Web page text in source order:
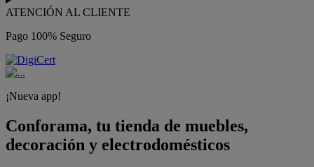
ATENCIÓN AL CLIENTE
Pago 100% Seguro
¡Nueva app!
Conforama, tu tienda de muebles,
decoración y electrodomésticos